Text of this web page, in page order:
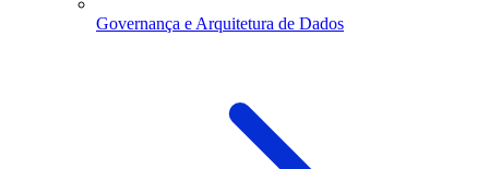
Governança e Arquitetura de Dados